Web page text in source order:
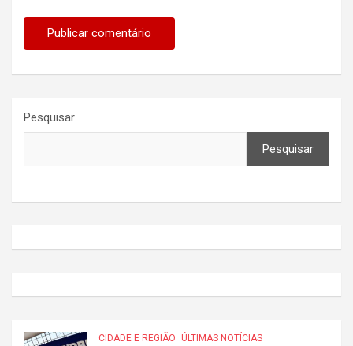
Pesquisar
Pesquisar
CIDADE E REGIÃO ÚLTIMAS NOTÍCIAS